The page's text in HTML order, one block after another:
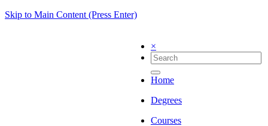
Skip to Main Content (Press Enter)
×
Home
Degrees
Courses